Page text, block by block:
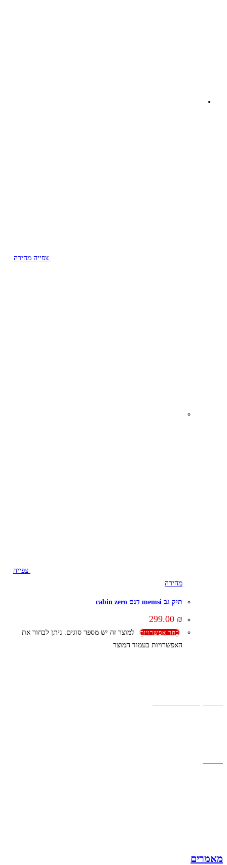
צפייה מהירה
צפייה
מהירה
תיק גב memsi דגם cabin zero
299.00 ₪
בחר אפשרויות
למוצר זה יש מספר סוגים. ניתן לבחור את
האפשרויות בעמוד המוצר
מאמרים